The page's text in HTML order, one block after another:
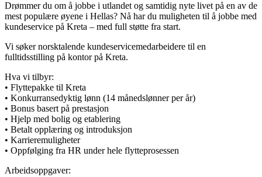
Drømmer du om å jobbe i utlandet og samtidig nyte livet på en av de
mest populære øyene i Hellas? Nå har du muligheten til å jobbe med
kundeservice på Kreta – med full støtte fra start.
Vi søker norsktalende kundeservicemedarbeidere til en
fulltidsstilling på kontor på Kreta.
Hva vi tilbyr:
• Flyttepakke til Kreta
• Konkurransedyktig lønn (14 månedslønner per år)
• Bonus basert på prestasjon
• Hjelp med bolig og etablering
• Betalt opplæring og introduksjon
• Karrieremuligheter
• Oppfølging fra HR under hele flytteprosessen
Arbeidsoppgaver: